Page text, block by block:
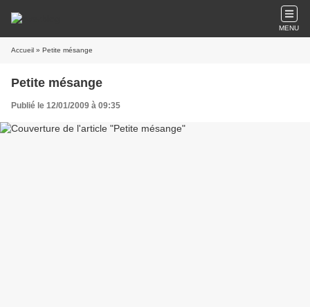
MENU
Accueil » Petite mésange
Petite mésange
Publié le 12/01/2009 à 09:35